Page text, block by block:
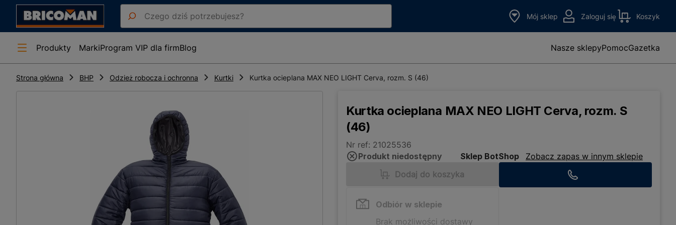
Mój sklep Zaloguj się Koszyk
Produkty MarkiProgram VIP dla firmBlog Nasze sklepyPomocGazetka
Strona główna BHP Odzież robocza i ochronna Kurtki Kurtka ocieplana MAX NEO LIGHT Cerva, rozm. S (46)
Kurtka ocieplana MAX NEO LIGHT Cerva, rozm. S
(46)
Nr ref: 21025536
Produkt niedostępny
Sklep BotShop
Zobacz zapas w innym sklepie
Dodaj do koszyka
Odbiór w sklepie
Brak możliwości dostawy